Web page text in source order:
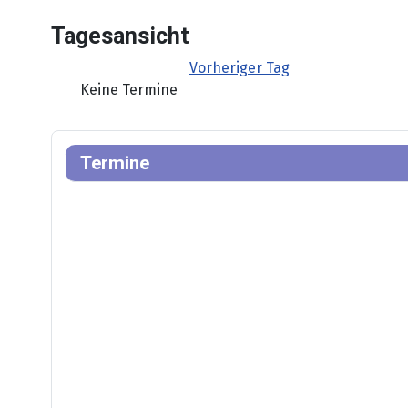
Tagesansicht
Vorheriger Tag
Keine Termine
Termine